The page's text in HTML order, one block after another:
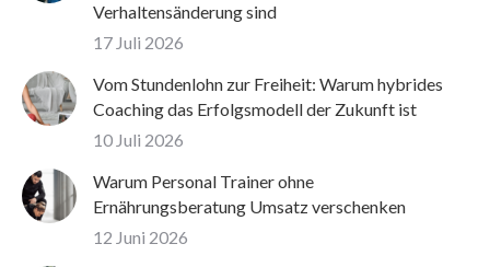
Verhaltensänderung sind
17 Juli 2026
Vom Stundenlohn zur Freiheit: Warum hybrides
Coaching das Erfolgsmodell der Zukunft ist
10 Juli 2026
Warum Personal Trainer ohne
Ernährungsberatung Umsatz verschenken
12 Juni 2026